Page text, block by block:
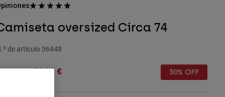
oversized Circa 74
de artículo 36448
reduced from
to 34,99 € 30% OFF